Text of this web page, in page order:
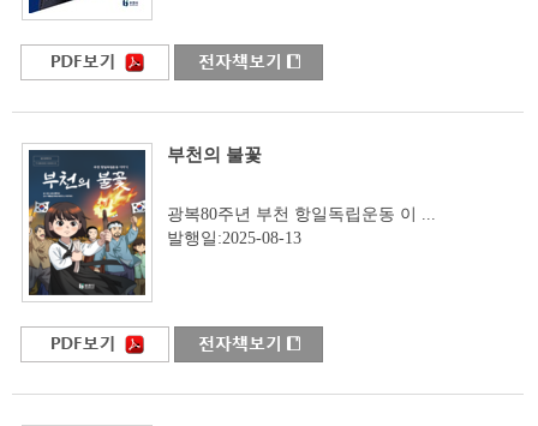
부천의 불꽃
광복80주년 부천 항일독립운동 이 ...
발행일:2025-08-13